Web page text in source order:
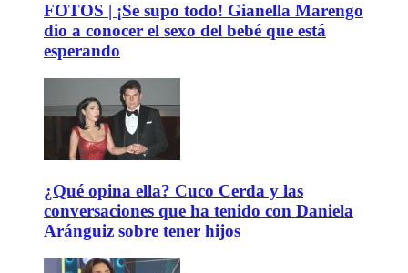
FOTOS | ¡Se supo todo! Gianella Marengo
dio a conocer el sexo del bebé que está
esperando
¿Qué opina ella? Cuco Cerda y las
conversaciones que ha tenido con Daniela
Aránguiz sobre tener hijos